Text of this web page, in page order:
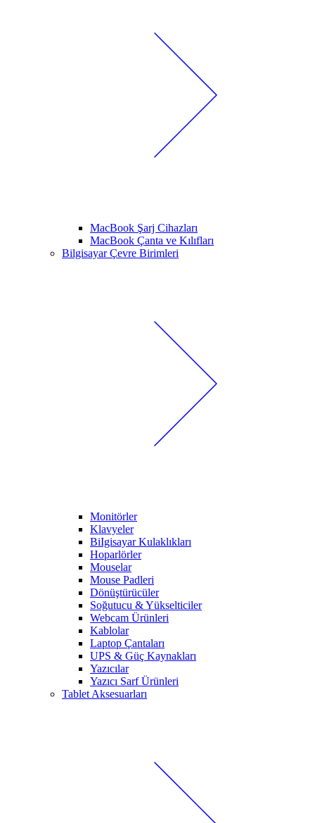
MacBook Şarj Cihazları
MacBook Çanta ve Kılıfları
Bilgisayar Çevre Birimleri
Monitörler
Klavyeler
BiIgisayar Kulaklıkları
Hoparlörler
Mouselar
Mouse Padleri
Dönüştürücüler
Soğutucu & Yükselticiler
Webcam Ürünleri
Kablolar
Laptop Çantaları
UPS & Güç Kaynakları
Yazıcılar
Yazıcı Sarf Ürünleri
Tablet Aksesuarları